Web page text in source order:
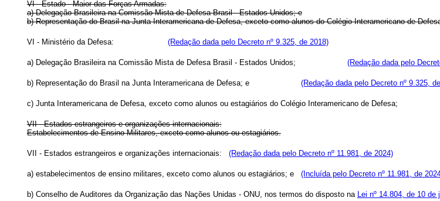
VI - Estado - Maior das Forças Armadas:
a) Delegação Brasileira na Comissão Mista de Defesa Brasil - Estados Unidos; e
b) Representação do Brasil na Junta Interamericana de Defesa, exceto como alunos do Colégio Interamericano de
VI - Ministério da Defesa: (Redação dada pelo Decreto nº 9.325, de 2018)
a) Delegação Brasileira na Comissão Mista de Defesa Brasil - Estados Unidos; (Redação dada pelo
b) Representação do Brasil na Junta Interamericana de Defesa; e (Redação dada pelo Decreto nº 9.325,
c) Junta Interamericana de Defesa, exceto como alunos ou estagiários do Colégio Interamericano de Defesa;
VII - Estados estrangeiros e organizações internacionais:
Estabelecimentos de Ensino Militares, exceto como alunos ou estagiários.
VII - Estados estrangeiros e organizações internacionais: (Redação dada pelo Decreto nº 11.981, de 2024)
a) estabelecimentos de ensino militares, exceto como alunos ou estagiários; e (Incluída pelo Decreto nº 11.981, de
b) Conselho de Auditores da Organização das Nações Unidas - ONU, nos termos do disposto na Lei nº 14.804, de 10 de